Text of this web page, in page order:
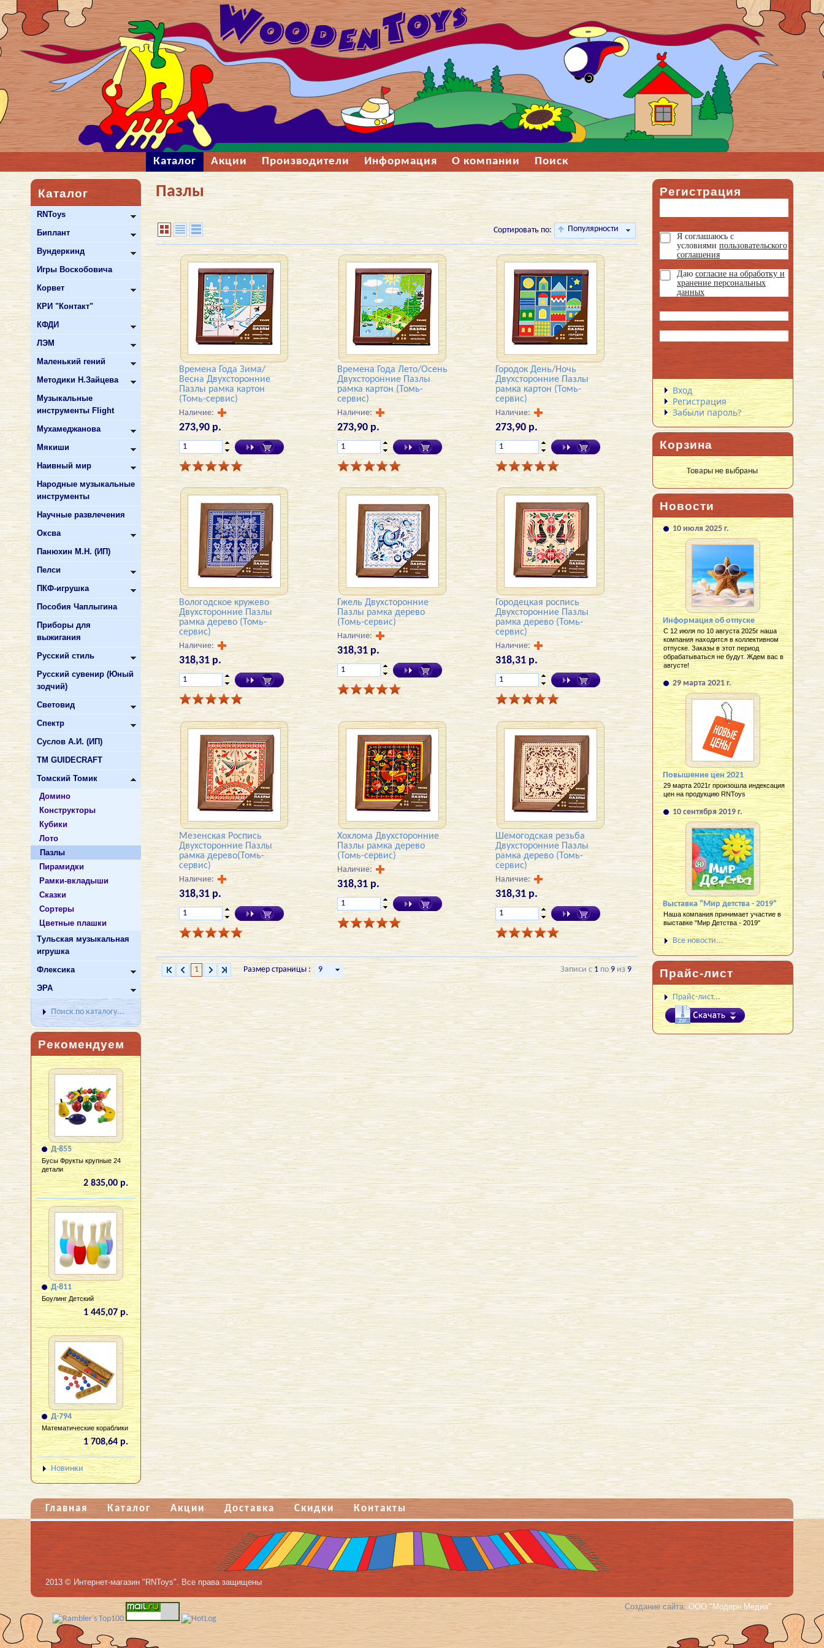
Каталог Акции Производители Информация О компании Поиск
Каталог
RNToys
Биплант
Вундеркинд
Игры Воскобовича
Корвет
КРИ "Контакт"
КФДИ
ЛЭМ
Маленький гений
Методики Н.Зайцева
Музыкальные
инструменты Flight
Мухамеджанова
Мякиши
Наивный мир
Народные музыкальные
инструменты
Научные развлечения
Оксва
Панюхин М.Н. (ИП)
Пелси
ПКФ-игрушка
Пособия Чаплыгина
Приборы для
выжигания
Русский стиль
Русский сувенир (Юный
зодчий)
Световид
Спектр
Суслов А.И. (ИП)
ТМ GUIDECRAFT
Томский Томик
Домино
Конструкторы
Кубики
Лото
Пазлы
Пирамидки
Рамки-вкладыши
Cказки
Сортеры
Цветные плашки
Тульская музыкальная
игрушка
Флексика
ЭРА
Поиск по каталогу...
Рекомендуем
Д-855
Бусы Фрукты крупные 24
детали
2 835,00 р.
Д-811
Боулинг Детский
1 445,07 р.
Д-794
Математические кораблики
1 708,64 р.
Новинки
Пазлы
Сортировать по: Популярности
Времена Года Зима/
Весна Двухсторонние
Пазлы рамка картон
(Томь-сервис)
Наличие:
273,90 р.
Времена Года Лето/Осень
Двухсторонние Пазлы
рамка картон (Томь-
сервис)
Наличие:
273,90 р.
Городок День/Ночь
Двухсторонние Пазлы
рамка картон (Томь-
сервис)
Наличие:
273,90 р.
Вологодское кружево
Двухсторонние Пазлы
рамка дерево (Томь-
сервис)
Наличие:
318,31 р.
Гжель Двухсторонние
Пазлы рамка дерево
(Томь-сервис)
Наличие:
318,31 р.
Городецкая роспись
Двухсторонние Пазлы
рамка дерево (Томь-
сервис)
Наличие:
318,31 р.
Мезенская Роспись
Двухсторонние Пазлы
рамка дерево(Томь-
сервис)
Наличие:
318,31 р.
Хохлома Двухсторонние
Пазлы рамка дерево
(Томь-сервис)
Наличие:
318,31 р.
Шемогодская резьба
Двухсторонние Пазлы
рамка дерево (Томь-
сервис)
Наличие:
318,31 р.
1 Размер страницы : Записи с 1 по 9 из 9
Регистрация
Я соглашаюсь с
условиями пользовательского
соглашения
Даю согласие на обработку и
хранение персональных
данных
Вход
Регистрация
Забыли пароль?
Корзина
Товары не выбраны
Новости
10 июля 2025 г.
Информация об отпуске
С 12 июля по 10 августа 2025г наша
компания находится в коллективном
отпуске. Заказы в этот период
обрабатываться не будут. Ждем вас в
августе!
29 марта 2021 г.
Повышение цен 2021
29 марта 2021г произошла индексация
цен на продукцию RNToys
10 сентября 2019 г.
Выставка "Мир детства - 2019"
Наша компания принимает участие в
выставке "Мир Детства - 2019"
Все новости...
Прайс-лист
Прайс-лист...
Главная Каталог Акции Доставка Скидки Контакты
2013 © Интернет-магазин "RNToys". Все права защищены
Создание сайта: ООО "Модерн Медиа"